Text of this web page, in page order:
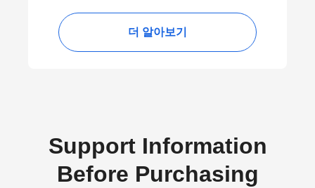
더 알아보기
Support Information
Before Purchasing